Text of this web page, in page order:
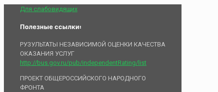
Для слабовидящих
Полезные ссылки:
РУЗУЛЬТАТЫ НЕЗАВИСИМОЙ ОЦЕНКИ КАЧЕСТВА
ОКАЗАНИЯ УСЛУГ
http://bus.gov.ru/pub/independentRating/list
ПРОЕКТ ОБЩЕРОССИЙСКОГО НАРОДНОГО
ФРОНТА